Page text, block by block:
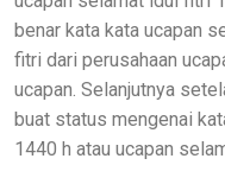
benar kata kata ucapan
fitri dari perusahaan
ucapan. Selanjutnya
buat status mengenai
1440 h atau ucapan